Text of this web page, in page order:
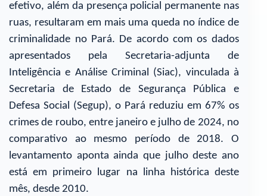
efetivo, além da presença policial permanente nas
ruas, resultaram em mais uma queda no índice de
criminalidade no Pará. De acordo com os dados
apresentados pela Secretaria-adjunta de
Inteligência e Análise Criminal (Siac), vinculada à
Secretaria de Estado de Segurança Pública e
Defesa Social (Segup), o Pará reduziu em 67% os
crimes de roubo, entre janeiro e julho de 2024, no
comparativo ao mesmo período de 2018. O
levantamento aponta ainda que julho deste ano
está em primeiro lugar na linha histórica deste
mês, desde 2010.